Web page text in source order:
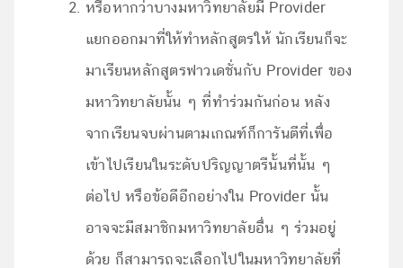
หรือหากว่าบางมหาวิทยาลัยมี Provider
แยกออกมาที่ให้ทำหลักสูตรให้ นักเรียนก็จะ
มาเรียนหลักสูตรฟาวเดชั่นกับ Provider ของ
มหาวิทยาลัยนั้น ๆ ที่ทำร่วมกันก่อน หลัง
จากเรียนจบผ่านตามเกณฑ์ก็การันตีที่เพื่อ
เข้าไปเรียนในระดับปริญญาตรีนั้นที่นั้น ๆ
ต่อไป หรือข้อดีอีกอย่างใน Provider นั้น
อาจจะมีสมาชิกมหาวิทยาลัยอื่น ๆ ร่วมอยู่
ด้วย ก็สามารถจะเลือกไปในมหาวิทยาลัยที่